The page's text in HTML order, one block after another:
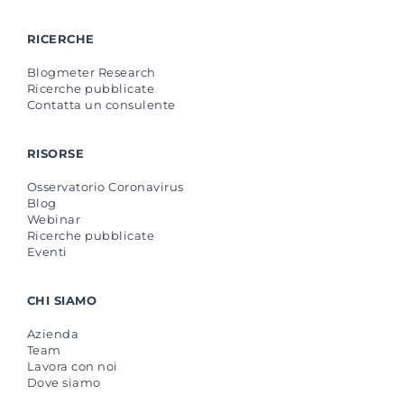
RICERCHE
Blogmeter Research
Ricerche pubblicate
Contatta un consulente
RISORSE
Osservatorio Coronavirus
Blog
Webinar
Ricerche pubblicate
Eventi
CHI SIAMO
Azienda
Team
Lavora con noi
Dove siamo